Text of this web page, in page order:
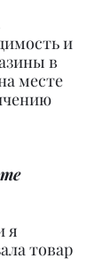
и
в
месте
я
товар